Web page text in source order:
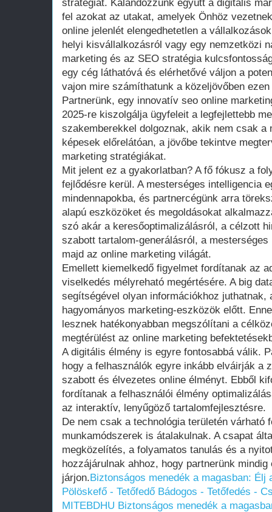
stratégiát. Kalandozzunk együtt a digitális
fel azokat az utakat, amelyek Önhöz
online jelenlét elengedhetetlen a
helyi kisvállalkozásról vagy egy nemzetközi
marketing és az SEO stratégia
egy cég láthatóvá és elérhetővé váljon a
vajon mire számíthatunk a közeljövőben ezen
Partnerünk, egy innovatív seo online
2025-re kiszolgálja ügyfeleit a legfejlettebb
szakemberekkel dolgoznak, akik nem csak a
képesek előrelátóan, a jövőbe tekintve
marketing stratégiákat.
Mit jelent ez a gyakorlatban? A fő fókusz a
fejlődésre kerül. A mesterséges intelligencia
mindennapokba, és partnercégünk arra
alapú eszközöket és megoldásokat
szó akár a keresőoptimalizálásról, a célzott
szabott tartalom-generálásról, a
majd az online marketing világát.
Emellett kiemelkedő figyelmet fordítanak az
viselkedés mélyreható megértésére. A big
segítségével olyan információkhoz juthatnak,
hagyományos marketing-eszközök előtt.
lesznek hatékonyabban megszólítani a
megtérülést az online marketing
A digitális élmény is egyre fontosabbá válik.
hogy a felhasználók egyre inkább elváirják a
szabott és élvezetes online élményt. Ebből
fordítanak a felhasználói élmény
az interaktív, lenyűgöző tartalomfejlesztésre.
De nem csak a technológia területén várható
munkamódszerek is átalakulnak. A csapat
megközelítés, a folyamatos tanulás és a
hozzájárulnak ahhoz, hogy partnerünk
járjon.Biztonságos menedék a magasban: Élj
Pölöskefő - Tetőfedő Bádogos - Tetőfedés -
MITEBDHU Biztonságos menedék a